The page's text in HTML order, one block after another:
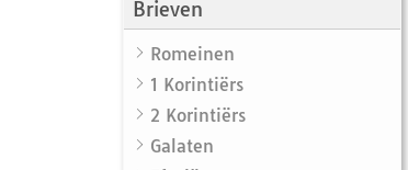
Brieven
Romeinen
1 Korintiërs
2 Korintiërs
Galaten